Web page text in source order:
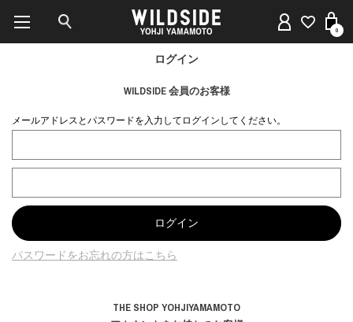
0
ログイン
WILDSIDE 会員のお客様
メールアドレスとパスワードを入力してログインしてください。
パスワードをお忘れの方はこちら
THE SHOP YOHJIYAMAMOTO